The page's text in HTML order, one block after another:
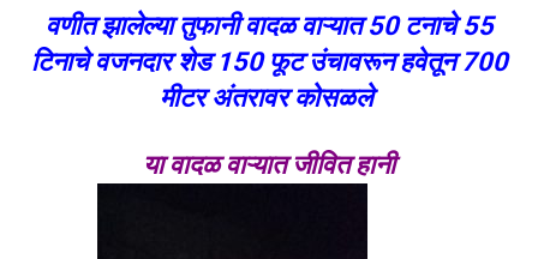
वणीत झालेल्या तुफानी वादळ वाऱ्यात 50 टनाचे 55
टिनाचे वजनदार शेड 150 फूट उंचावरून हवेतून 700
मीटर अंतरावर कोसळले
या वादळ वाऱ्यात जीवित हानी